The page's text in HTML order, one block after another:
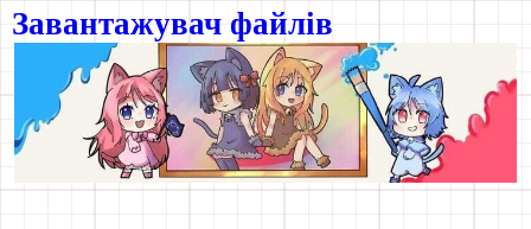
Завантажувач файлів